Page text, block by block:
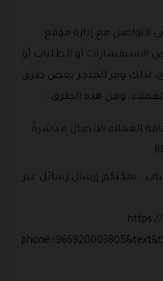
التواصل مع إدارة موقع
أو الطلبات أو
لذلك وفر المتجر بعض طرق
ومن هذه الطرق :
العملاء الاتصال مباشرةً
: يمكنكم إرسال رسائل عبر
https://